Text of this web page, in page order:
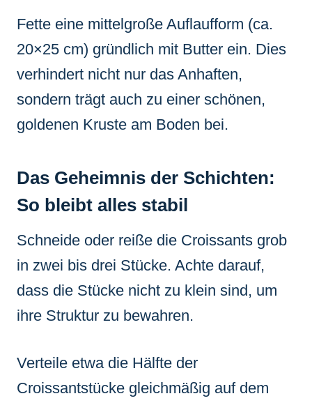
Fette eine mittelgroße Auflaufform (ca.
20×25 cm) gründlich mit Butter ein. Dies
verhindert nicht nur das Anhaften,
sondern trägt auch zu einer schönen,
goldenen Kruste am Boden bei.
Das Geheimnis der Schichten:
So bleibt alles stabil
Schneide oder reiße die Croissants grob
in zwei bis drei Stücke. Achte darauf,
dass die Stücke nicht zu klein sind, um
ihre Struktur zu bewahren.
Verteile etwa die Hälfte der
Croissantstücke gleichmäßig auf dem